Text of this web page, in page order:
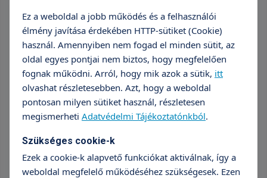
Intézmény
Minden intézmény
Orvos
Minden orvos
Minden szakterület
Ez a weboldal a jobb működés és a felhasználói
élmény javítása érdekében HTTP-sütiket (Cookie)
használ. Amennyiben nem fogad el minden sütit, az
oldal egyes pontjai nem biztos, hogy megfelelően
fognak működni. Arról, hogy mik azok a sütik, itt
olvashat részletesebben. Azt, hogy a weboldal
pontosan milyen sütiket használ, részletesen
megismerheti Adatvédelmi Tájékoztatónkból.
Szükséges cookie-k
Ezek a cookie-k alapvető funkciókat aktiválnak, így a
weboldal megfelelő működéséhez szükségesek. Ezen